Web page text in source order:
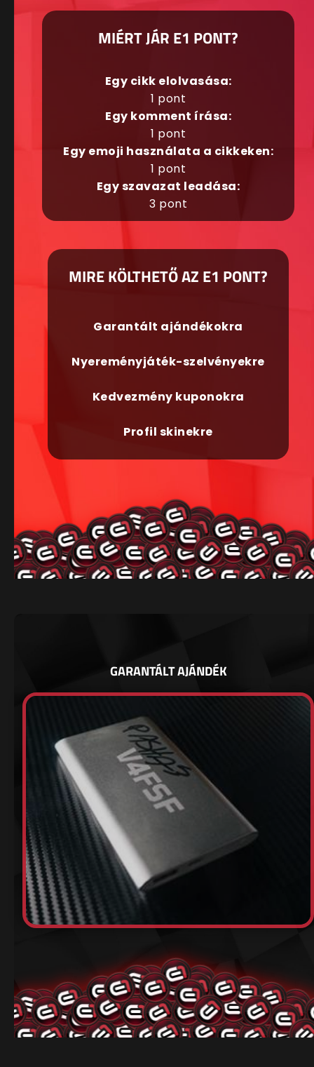
MIÉRT JÁR E1 PONT?
Egy cikk elolvasása:
1 pont
Egy komment írása:
1 pont
Egy emoji használata a cikkeken:
1 pont
Egy szavazat leadása:
3 pont
MIRE KÖLTHETŐ AZ E1 PONT?
Garantált ajándékokra
Nyereményjáték-szelvényekre
Kedvezmény kuponokra
Profil skinekre
GARANTÁLT AJÁNDÉK